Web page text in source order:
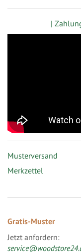
|
Musterversand
Merkzettel
Gratis-Muster
Jetzt anfordern: